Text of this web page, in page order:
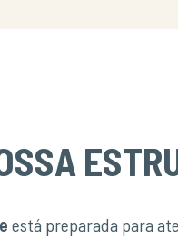
está preparada para